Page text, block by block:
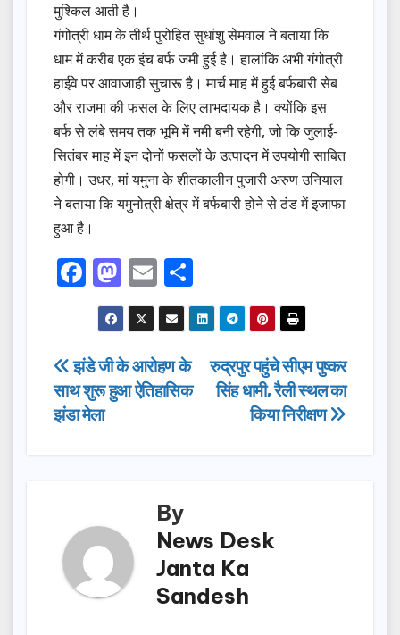
मुश्किल आती है।
गंगोत्री धाम के तीर्थ पुरोहित सुधांशु सेमवाल ने बताया कि
धाम में करीब एक इंच बर्फ जमी हुई है। हालांकि अभी गंगोत्री
हाईवे पर आवाजाही सुचारू है। मार्च माह में हुई बर्फबारी सेब
और राजमा की फसल के लिए लाभदायक है। क्योंकि इस
बर्फ से लंबे समय तक भूमि में नमी बनी रहेगी, जो कि जुलाई-
सितंबर माह में इन दोनों फसलों के उत्पादन में उपयोगी साबित
होगी। उधर, मां यमुना के शीतकालीन पुजारी अरुण उनियाल
ने बताया कि यमुनोत्री क्षेत्र में बर्फबारी होने से ठंड में इजाफा
हुआ है।
F
a
c
e
b
o
M
a
st
o
d
E
m
ail
h
ar
Post
navigation
रुद्रपुर पहुंचे सीएम पुष्कर
सिंह धामी, रैली स्थल का
किया निरीक्षण
झंडे जी के आरोहण के
साथ शुरू हुआ ऐतिहासिक
झंडा मेला
By
News Desk
Janta Ka
Sandesh